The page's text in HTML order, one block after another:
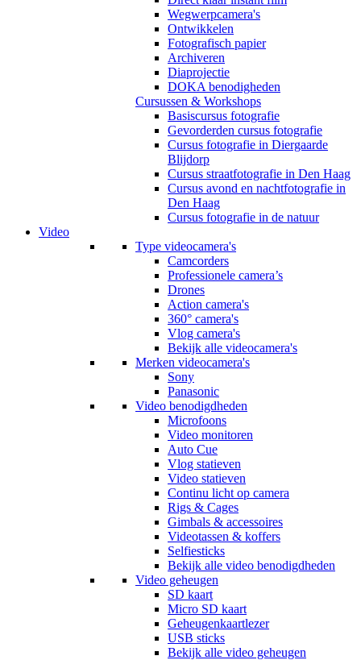
Wegwerpcamera's
Ontwikkelen
Fotografisch papier
Archiveren
Diaprojectie
DOKA benodigheden
Cursussen & Workshops
Basiscursus fotografie
Gevorderden cursus fotografie
Cursus fotografie in Diergaarde
Blijdorp
Cursus straatfotografie in Den Haag
Cursus avond en nachtfotografie in
Den Haag
Cursus fotografie in de natuur
Video
Type videocamera's
Camcorders
Professionele camera’s
Drones
Action camera's
360° camera's
Vlog camera's
Bekijk alle videocamera's
Merken videocamera's
Sony
Panasonic
Video benodigdheden
Microfoons
Video monitoren
Auto Cue
Vlog statieven
Video statieven
Continu licht op camera
Rigs & Cages
Gimbals & accessoires
Videotassen & koffers
Selfiesticks
Bekijk alle video benodigdheden
Video geheugen
SD kaart
Micro SD kaart
Geheugenkaartlezer
USB sticks
Bekijk alle video geheugen